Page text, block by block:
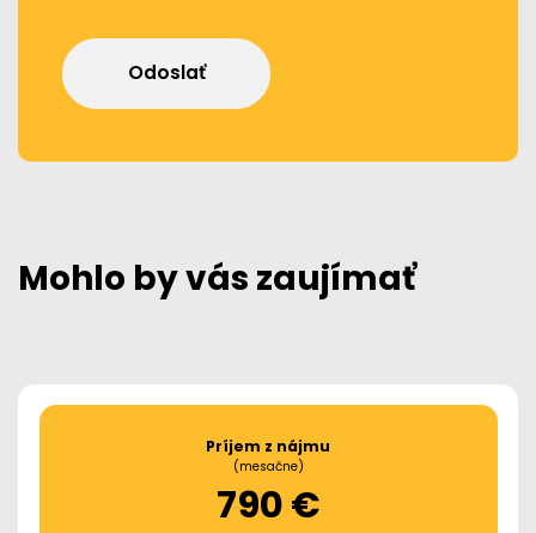
Odoslať
Mohlo by vás zaujímať
Príjem z nájmu
(mesačne)
790 €